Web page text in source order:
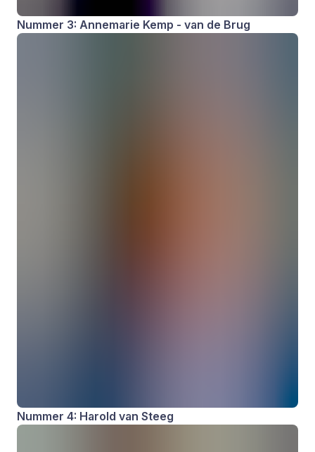
Nummer 3: Annemarie Kemp - van de Brug
Nummer 4: Harold van Steeg